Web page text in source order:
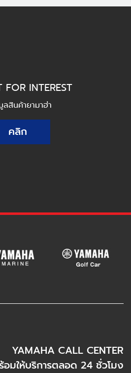
FOR INTEREST
ลสินค้ายามาฮ่า
คลิก
YAMAHA CALL CENTER
มให้บริการตลอด 24 ชั่วโมง